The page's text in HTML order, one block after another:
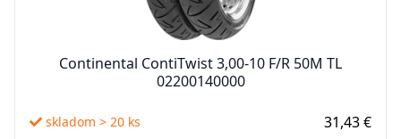
Continental ContiTwist 3,00-10 F/R 50M TL
02200140000
skladom > 20 ks 31,43 €